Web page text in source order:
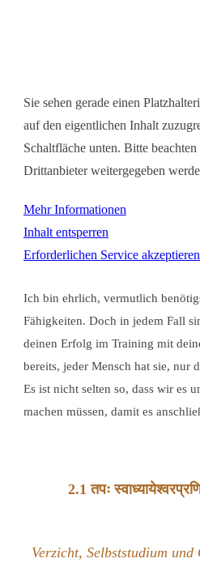
Sie sehen gerade einen
auf den eigentlichen Inhalt
Schaltfläche unten. Bitte
Drittanbieter weitergegeben
Mehr Informationen
Inhalt entsperren
Erforderlichen Service
Ich bin ehrlich, vermutlich
Fähigkeiten. Doch in jedem Fall
deinen Erfolg im Training mit
bereits, jeder Mensch hat sie, nur
Es ist nicht selten so, dass wir es
machen müssen, damit es
2.1 तपः
Verzicht, Selbststudium und